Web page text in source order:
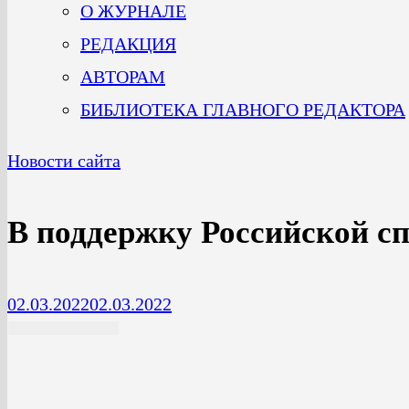
О ЖУРНАЛЕ
РЕДАКЦИЯ
АВТОРАМ
БИБЛИОТЕКА ГЛАВНОГО РЕДАКТОРА
Новости сайта
В поддержку Российской
02.03.202202.03.2022